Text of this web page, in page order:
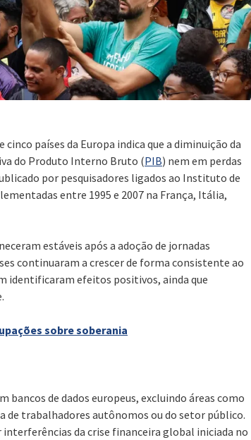
cinco países da Europa indica que a diminuição da
do Produto Interno Bruto (PIB) nem em perdas
por pesquisadores ligados ao Instituto de
entre 1995 e 2007 na França, Itália,
estáveis após a adoção de jornadas
continuaram a crescer de forma consistente ao
identificaram efeitos positivos, ainda que
sobre soberania
bancos de dados europeus, excluindo áreas como
de trabalhadores autônomos ou do setor público.
da crise financeira global iniciada no